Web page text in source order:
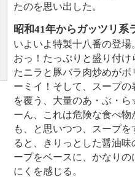
たのを思い出した。
昭和41年からガッツリ系
いよいよ特製十八番の登場
おっ！たっぷりと盛り付け
たニラと豚バラ肉炒めがボ
ーミイ！そして、スープの
を覆う、大量のあ・ぶ・
ーん、これは危険な食べ物
も、と思いつつ、スープを
ると、きりっとした醤油味
ープをベースに、かなりの
にくを感じる。